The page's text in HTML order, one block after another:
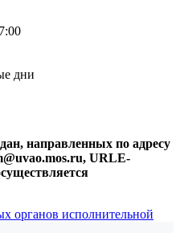
дни
направленных по адресу
URLE-